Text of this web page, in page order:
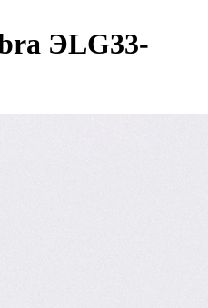
ЭLG33-